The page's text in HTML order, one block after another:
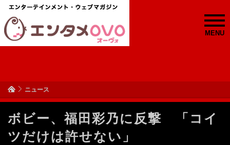
MENU
ニュース
ボビー、福田彩乃に反撃 「コイ
ツだけは許せない」